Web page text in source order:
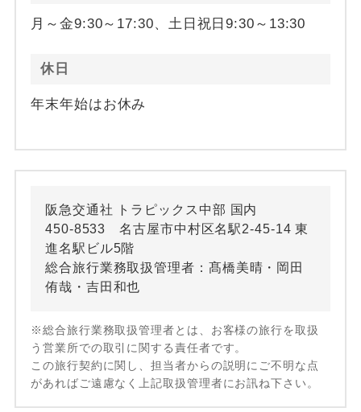
月～金9:30～17:30、土日祝日9:30～13:30
休日
年末年始はお休み
阪急交通社 トラピックス中部 国内
450-8533 名古屋市中村区名駅2-45-14 東
進名駅ビル5階
総合旅行業務取扱管理者：髙橋美晴・岡田
侑哉・吉田和也
※総合旅行業務取扱管理者とは、お客様の旅行を取扱
う営業所での取引に関する責任者です。
この旅行契約に関し、担当者からの説明にご不明な点
があればご遠慮なく上記取扱管理者にお訊ね下さい。